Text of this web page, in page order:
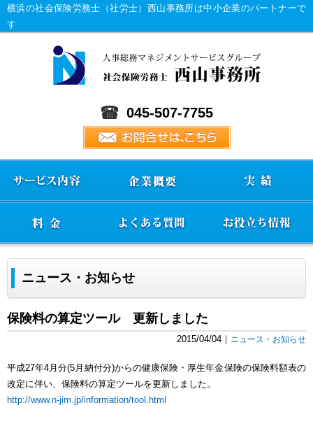
横浜の社会保険労務士（社労士）西山事務所は中小企業のパートナーで
す
045-507-7755
ニュース・お知らせ
保険料の算定ツール 更新しました
2015/04/04｜ ニュース・お知らせ
平成27年4月分(5月納付分)からの健康保険・厚生年金保険の保険料額表の
改定に伴い、保険料の算定ツールを更新しました。
http://www.n-jim.jp/information/tool.html